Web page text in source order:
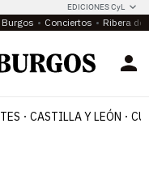
EDICIONES CyL
Conciertos Ribera del
CASTILLA Y LEÓN